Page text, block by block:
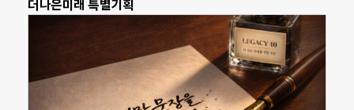
더나은미래 특별기획